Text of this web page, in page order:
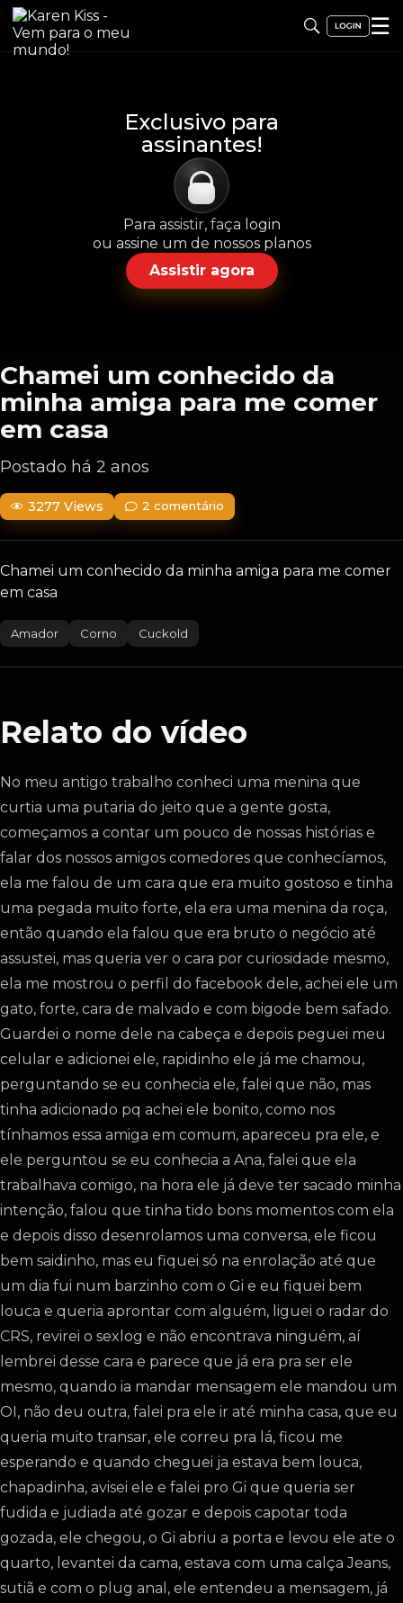
☰
Exclusivo para
assinantes!
Para assistir, faça login
ou assine um de nossos planos
Assistir agora
Chamei um conhecido da
minha amiga para me comer
em casa
Postado há 2 anos
3277 Views 2 comentário
Chamei um conhecido da minha amiga para me comer
em casa
Amador Corno Cuckold
Relato do vídeo
No meu antigo trabalho conheci uma menina que
curtia uma putaria do jeito que a gente gosta,
começamos a contar um pouco de nossas histórias e
falar dos nossos amigos comedores que conhecíamos,
ela me falou de um cara que era muito gostoso e tinha
uma pegada muito forte, ela era uma menina da roça,
então quando ela falou que era bruto o negócio até
assustei, mas queria ver o cara por curiosidade mesmo,
ela me mostrou o perfil do facebook dele, achei ele um
gato, forte, cara de malvado e com bigode bem safado.
Guardei o nome dele na cabeça e depois peguei meu
celular e adicionei ele, rapidinho ele já me chamou,
perguntando se eu conhecia ele, falei que não, mas
tinha adicionado pq achei ele bonito, como nos
tínhamos essa amiga em comum, apareceu pra ele, e
ele perguntou se eu conhecia a Ana, falei que ela
trabalhava comigo, na hora ele já deve ter sacado minha
intenção, falou que tinha tido bons momentos com ela
e depois disso desenrolamos uma conversa, ele ficou
bem saidinho, mas eu fiquei só na enrolação até que
um dia fui num barzinho com o Gi e eu fiquei bem
louca e queria aprontar com alguém, liguei o radar do
CRS, revirei o sexlog e não encontrava ninguém, aí
lembrei desse cara e parece que já era pra ser ele
mesmo, quando ia mandar mensagem ele mandou um
OI, não deu outra, falei pra ele ir até minha casa, que eu
queria muito transar, ele correu pra lá, ficou me
esperando e quando cheguei ja estava bem louca,
chapadinha, avisei ele e falei pro Gi que queria ser
fudida e judiada até gozar e depois capotar toda
gozada, ele chegou, o Gi abriu a porta e levou ele ate o
quarto, levantei da cama, estava com uma calça Jeans,
sutiã e com o plug anal, ele entendeu a mensagem, já